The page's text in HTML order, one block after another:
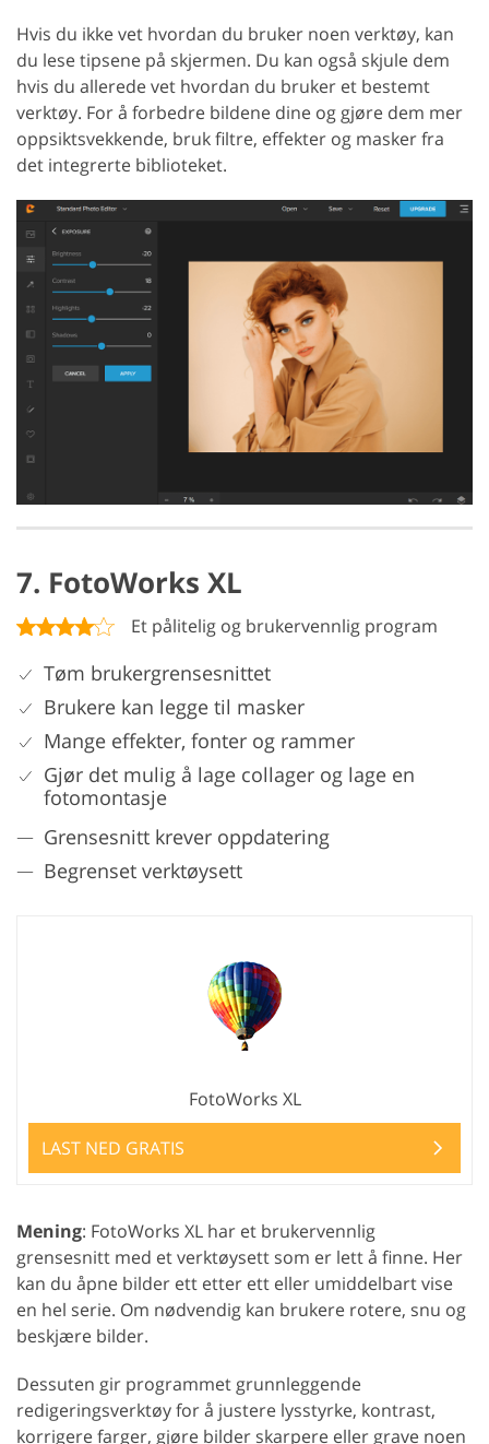
Hvis du ikke vet hvordan du bruker noen verktøy, kan
du lese tipsene på skjermen. Du kan også skjule dem
hvis du allerede vet hvordan du bruker et bestemt
verktøy. For å forbedre bildene dine og gjøre dem mer
oppsiktsvekkende, bruk filtre, effekter og masker fra
det integrerte biblioteket.
7. FotoWorks XL
Et pålitelig og brukervennlig program
Tøm brukergrensesnittet
Brukere kan legge til masker
Mange effekter, fonter og rammer
Gjør det mulig å lage collager og lage en
fotomontasje
Grensesnitt krever oppdatering
Begrenset verktøysett
FotoWorks XL
LAST NED GRATIS
Mening: FotoWorks XL har et brukervennlig
grensesnitt med et verktøysett som er lett å finne. Her
kan du åpne bilder ett etter ett eller umiddelbart vise
en hel serie. Om nødvendig kan brukere rotere, snu og
beskjære bilder.
Dessuten gir programmet grunnleggende
redigeringsverktøy for å justere lysstyrke, kontrast,
korrigere farger, gjøre bilder skarpere eller grave noen